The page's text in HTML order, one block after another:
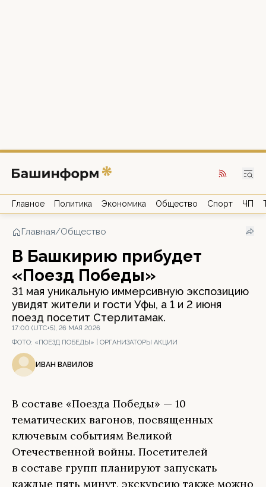
Главное Политика Экономика Общество Спорт ЧП
Главная/Общество
В Башкирию прибудет
«Поезд Победы»
31 мая уникальную иммерсивную экспозицию
увидят жители и гости Уфы, а 1 и 2 июня
поезд посетит Стерлитамак.
17:00 (UTC+5), 26 МАЯ 2026
ФОТО: «ПОЕЗД ПОБЕДЫ» | ОРГАНИЗАТОРЫ АКЦИИ
ИВАН ВАВИЛОВ
В составе «Поезда Победы» — 10
тематических вагонов, посвященных
ключевым событиям Великой
Отечественной войны. Посетителей
в составе групп планируют запускать
каждые пять минут, экскурсию также можно